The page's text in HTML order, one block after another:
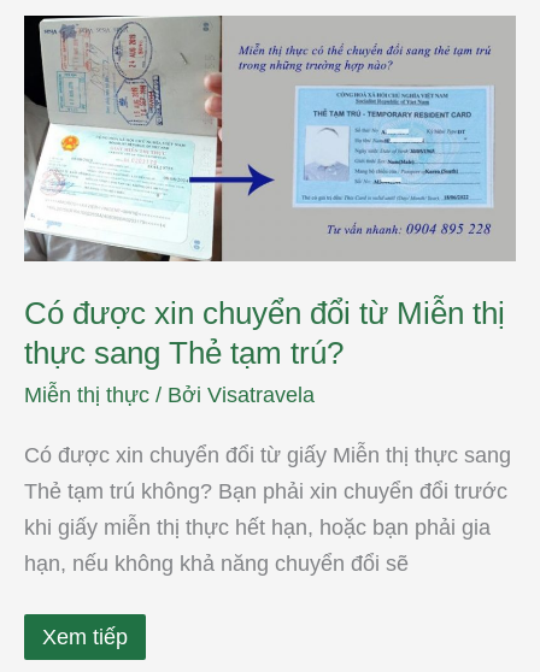
Có được xin chuyển đổi từ Miễn thị
thực sang Thẻ tạm trú?
Miễn thị thực / Bởi Visatravela
Có được xin chuyển đổi từ giấy Miễn thị thực sang
Thẻ tạm trú không? Bạn phải xin chuyển đổi trước
khi giấy miễn thị thực hết hạn, hoặc bạn phải gia
hạn, nếu không khả năng chuyển đổi sẽ
Có
được
xin
chuyển
đổi
từ
Miễn
thị
thực
sang
Thẻ
tạm
Xem tiếp